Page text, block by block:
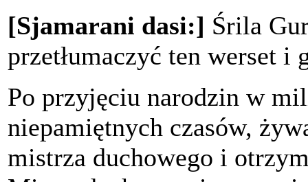
[Sjamarani dasi:] Śrila
przetłumaczyć ten werset i
Po przyjęciu narodzin w
niepamiętnych czasów,
mistrza duchowego i